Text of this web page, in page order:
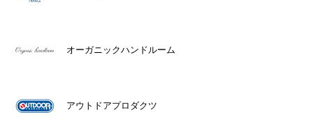
オーガニックハンドルーム
アウトドアプロダクツ